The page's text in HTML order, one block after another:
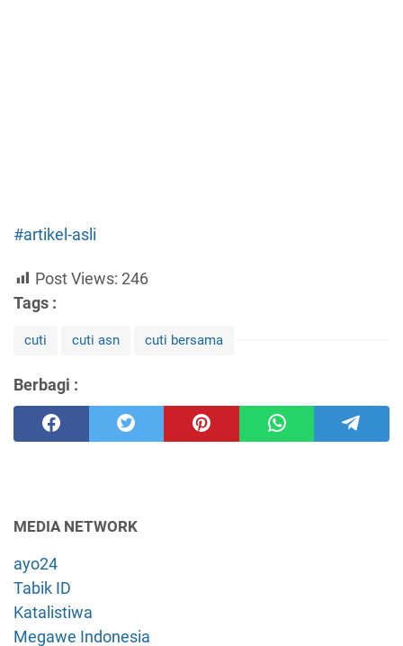
#artikel-asli
Post Views: 246
Tags :
cuti cuti asn cuti bersama
Berbagi :
MEDIA NETWORK
ayo24
Tabik ID
Katalistiwa
Megawe Indonesia